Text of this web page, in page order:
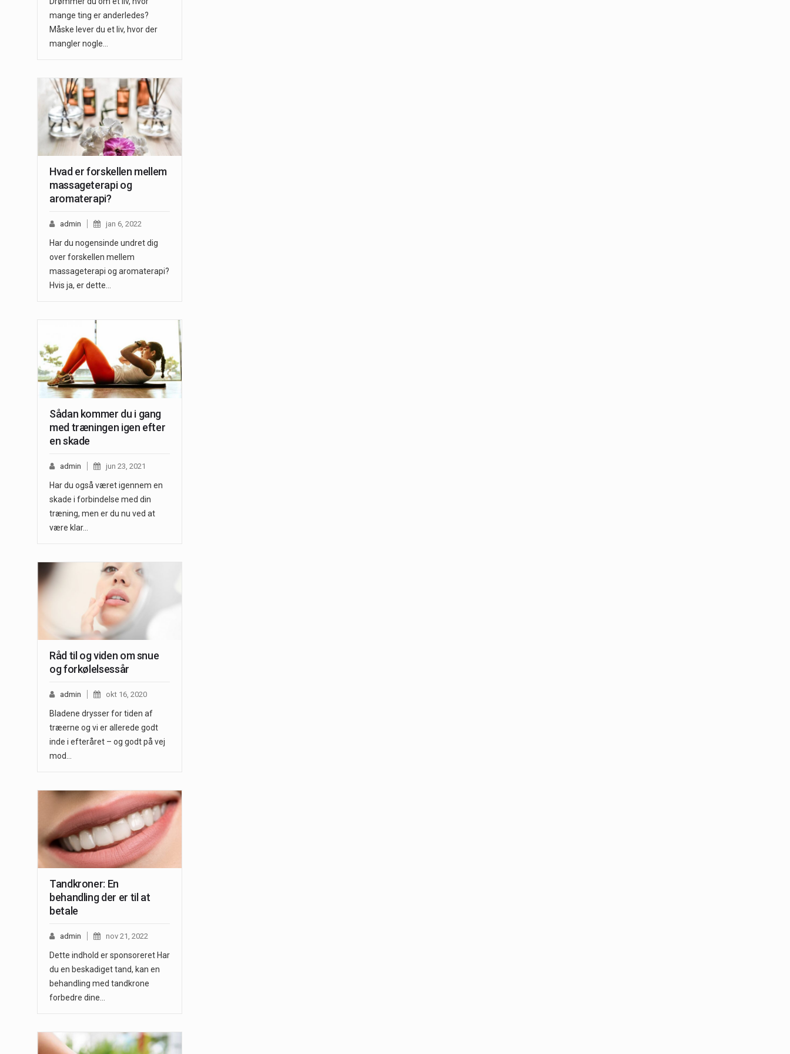
mange ting er anderledes?
Måske lever du et liv, hvor der
mangler nogle…
Hvad er forskellen mellem
massageterapi og
aromaterapi?
admin jan 6, 2022
Har du nogensinde undret dig
over forskellen mellem
massageterapi og aromaterapi?
Hvis ja, er dette…
Sådan kommer du i gang
med træningen igen efter
en skade
admin jun 23, 2021
Har du også været igennem en
skade i forbindelse med din
træning, men er du nu ved at
være klar…
Råd til og viden om snue
og forkølelsessår
admin okt 16, 2020
Bladene drysser for tiden af
træerne og vi er allerede godt
inde i efteråret – og godt på vej
mod…
Tandkroner: En
behandling der er til at
betale
admin nov 21, 2022
Dette indhold er sponsoreret Har
du en beskadiget tand, kan en
behandling med tandkrone
forbedre dine…